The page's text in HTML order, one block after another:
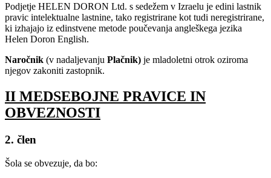
Podjetje HELEN DORON Ltd. s sedežem v Izraelu je edini lastnik
pravic intelektualne lastnine, tako registrirane kot tudi neregistrirane,
ki izhajajo iz edinstvene metode poučevanja angleškega jezika
Helen Doron English.
Naročnik (v nadaljevanju Plačnik) je mladoletni otrok oziroma
njegov zakoniti zastopnik.
II MEDSEBOJNE PRAVICE IN
OBVEZNOSTI
2. člen
Šola se obvezuje, da bo: